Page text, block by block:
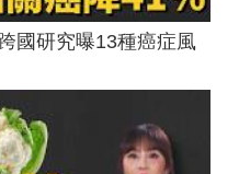
國研究曝13種癌症風